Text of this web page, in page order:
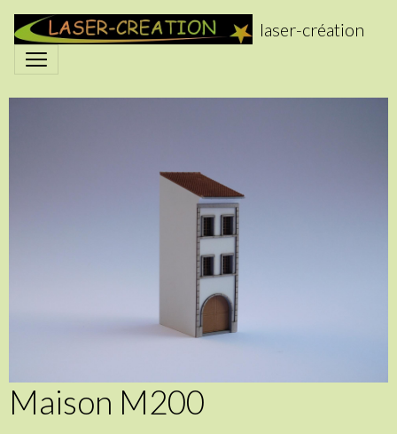
laser-création
Maison M200